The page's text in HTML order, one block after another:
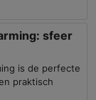
sfeer
is de perfecte
praktisch